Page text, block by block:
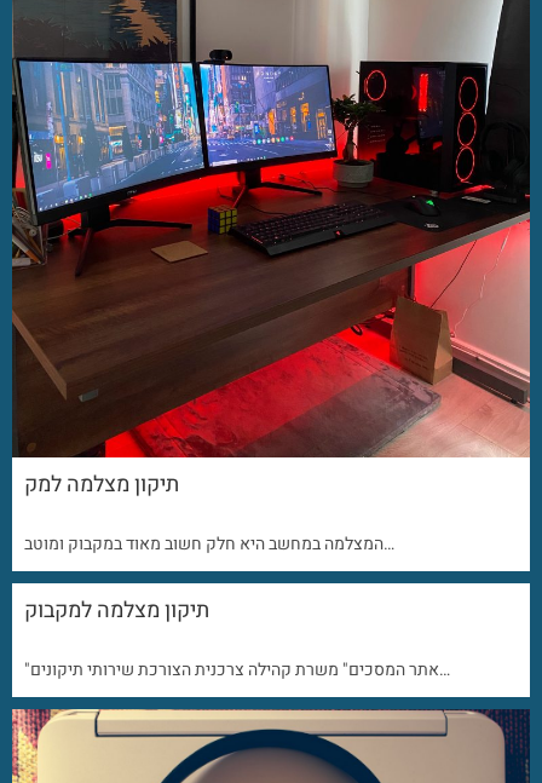
תיקון מצלמה למק
המצלמה במחשב היא חלק חשוב מאוד במקבוק ומוטב…
תיקון מצלמה למקבוק
"אתר המסכים" משרת קהילה צרכנית הצורכת שירותי תיקונים…